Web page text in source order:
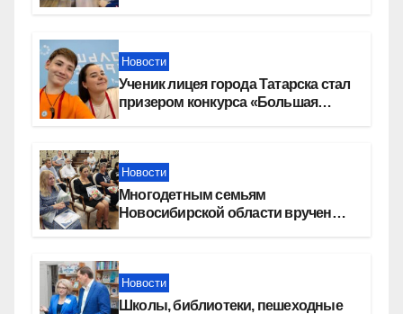
Новости
Ученик лицея города Татарска стал
призером конкурса «Большая
Новости
Многодетным семьям
Новосибирской области вручены
Новости
Школы, библиотеки, пешеходные